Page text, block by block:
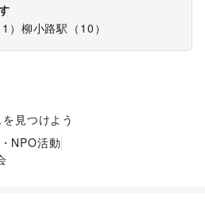
） 柳小路駅 （ 10 ）
見つけよう
食品販売
展示会・個展
NPO活動